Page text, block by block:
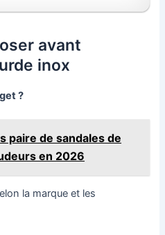
avant
inox
?
paire de sandales de
en 2026
la marque et les